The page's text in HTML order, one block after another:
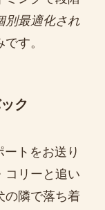
別最適化され
す。
ク
トをお送り
コリーと追い
の隣で落ち着